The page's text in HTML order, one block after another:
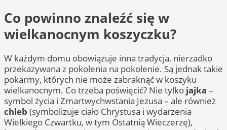
Co powinno znaleźć się w
wielkanocnym koszyczku?
W każdym domu obowiązuje inna tradycja, nierzadko
przekazywana z pokolenia na pokolenie. Są jednak takie
pokarmy, których nie może zabraknąć w koszyku
wielkanocnym. Co trzeba poświęcić? Nie tylko jajka –
symbol życia i Zmartwychwstania Jezusa – ale również
chleb (symbolizuje ciało Chrystusa i wydarzenia
Wielkiego Czwartku, w tym Ostatnią Wieczerzę),